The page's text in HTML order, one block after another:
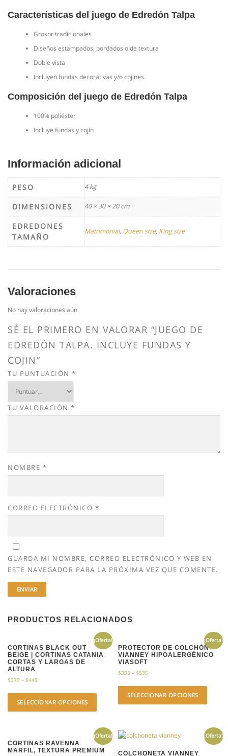
Características del juego de Edredón Talpa
Grosor tradicionales
Diseños estampados, bordados o de textura
Doble vista
Incluyen fundas decorativas y/o cojines.
Composición del juego de Edredón Talpa
100% poliéster
Incluye fundas y cojín
Información adicional
PESO 4 kg
DIMENSIONES 40 × 30 × 20 cm
EDREDONES
TAMAÑO
Matrimonial, Queen size, King size
Valoraciones
No hay valoraciones aún.
SÉ EL PRIMERO EN VALORAR “JUEGO DE
EDREDÓN TALPA. INCLUYE FUNDAS Y
COJIN”
TU PUNTUACIÓN *
TU VALORACIÓN *
NOMBRE *
CORREO ELECTRÓNICO *
GUARDA MI NOMBRE, CORREO ELECTRÓNICO Y WEB EN
ESTE NAVEGADOR PARA LA PRÓXIMA VEZ QUE COMENTE.
PRODUCTOS RELACIONADOS
¡Oferta!
CORTINAS BLACK OUT
BEIGE | CORTINAS CATANIA
CORTAS Y LARGAS DE
ALTURA
$379 – $449
SELECCIONAR OPCIONES
¡Oferta!
PROTECTOR DE COLCHÓN
VIANNEY HIPOALERGÉNICO
VIASOFT
$335 –$535
SELECCIONAR OPCIONES
¡Oferta!
CORTINAS RAVENNA
MARFIL, TEXTURA PREMIUM
¡Oferta!
COLCHONETA VIANNEY